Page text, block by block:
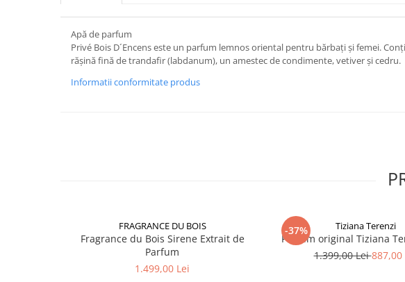
Apă de parfum
Privé Bois D´Encens este un parfum lemnos oriental pentru bărbați și femei.
rășină fină de trandafir (labdanum), un amestec de condimente, vetiver și cedru.
Informatii conformitate produs
FRAGRANCE DU BOIS
Fragrance du Bois Sirene Extrait de
Parfum
1.499,00 Lei
-37% Tiziana Terenzi
Parfum original Tiziana
1.399,00 Lei887,00